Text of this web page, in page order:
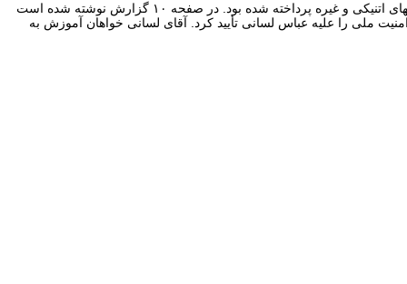
در آخرین گزارش دبیر کل سازمان ملل که به تمام مسائل نقض حقوق بشر در ایران از جمله زنان، کودکان، اعدامها، زندانیان سیاسی، اقلیتهای ملی و گروههای اتنیکی و غیره پرداخته شده بود. در صفحه ۱۰ گزارش نوشته شده است
در جمهوری اسلامی ایران، دادگاه عالی حکم ۱۵ سال زندان به اتهام اقدام علیه امنیت ملی را علیه عباس لسانی تأیید کرد. آقای لسانی خواهان آموزش به